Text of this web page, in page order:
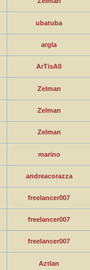
ubatuba
argla
ArTisAll
Zelman
Zelman
Zelman
marino
andreacorazza
freelancer007
freelancer007
freelancer007
Aztlan